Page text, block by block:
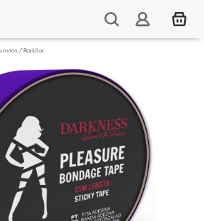
/ Raiščiai